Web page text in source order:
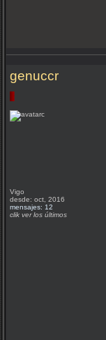
genuccr
Vigo
desde: oct, 2016
mensajes: 12
clik ver los últimos